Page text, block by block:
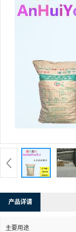
产品详请
主要用途